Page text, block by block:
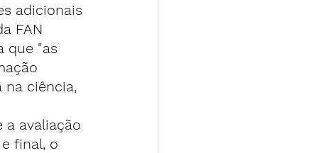
adicionais
FAN
que "as
na ciência,
a avaliação
final, o